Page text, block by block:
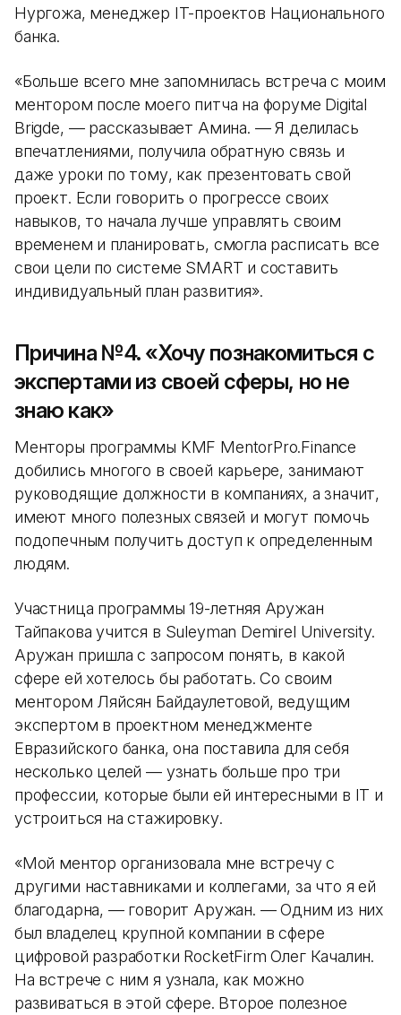
Нургожа, менеджер IT-проектов Национального
банка.
«Больше всего мне запомнилась встреча с моим
ментором после моего питча на форуме Digital
Brigde, — рассказывает Амина. — Я делилась
впечатлениями, получила обратную связь и
даже уроки по тому, как презентовать свой
проект. Если говорить о прогрессе своих
навыков, то начала лучше управлять своим
временем и планировать, смогла расписать все
свои цели по системе SMART и составить
индивидуальный план развития».
Причина №4. «Хочу познакомиться с
экспертами из своей сферы, но не
знаю как»
Менторы программы KMF MentorPro.Finance
добились многого в своей карьере, занимают
руководящие должности в компаниях, а значит,
имеют много полезных связей и могут помочь
подопечным получить доступ к определенным
людям.
Участница программы 19-летняя Аружан
Тайпакова учится в Suleyman Demirel University.
Аружан пришла с запросом понять, в какой
сфере ей хотелось бы работать. Со своим
ментором Ляйсян Байдаулетовой, ведущим
экспертом в проектном менеджменте
Евразийского банка, она поставила для себя
несколько целей — узнать больше про три
профессии, которые были ей интересными в IT и
устроиться на стажировку.
«Мой ментор организовала мне встречу с
другими наставниками и коллегами, за что я ей
благодарна, — говорит Аружан. — Одним из них
был владелец крупной компании в сфере
цифровой разработки RocketFirm Олег Качалин.
На встрече с ним я узнала, как можно
развиваться в этой сфере. Второе полезное